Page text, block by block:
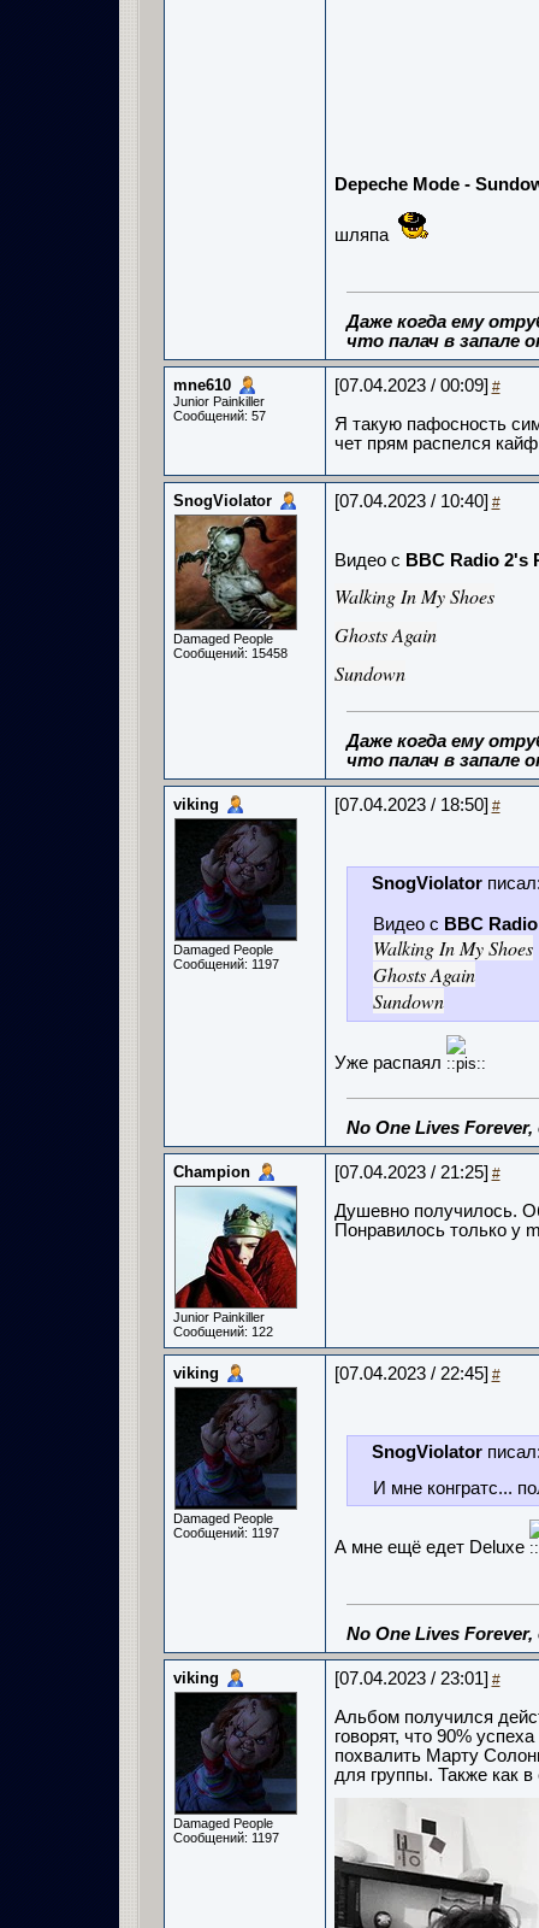
Depeche Mode -
шляпа
Даже когда ему
что палач в запале
mne610
Junior Painkiller
Сообщений: 57
[07.04.2023 / 00:09] #
Я такую пафосность
чет прям распелся
SnogViolator
Damaged People
Сообщений: 15458
[07.04.2023 / 10:40] #
Видео с BBC Radio 2's
Walking In My Shoes
Ghosts Again
Sundown
Даже когда ему
что палач в запале
viking
Damaged People
Сообщений: 1197
[07.04.2023 / 18:50] #
SnogViolator
Видео с BBC
Walking In My Shoes
Ghosts Again
Sundown
Уже распаял
No One Lives Forever,
Champion
Junior Painkiller
Сообщений: 122
[07.04.2023 / 21:25] #
Душевно получилось.
Понравилось только у
viking
Damaged People
Сообщений: 1197
[07.04.2023 / 22:45] #
SnogViolator
И мне конгратс...
А мне ещё едет Deluxe
No One Lives Forever,
viking
Damaged People
Сообщений: 1197
[07.04.2023 / 23:01] #
Альбом получился
говорят, что 90%
похвалить Марту
для группы. Также как